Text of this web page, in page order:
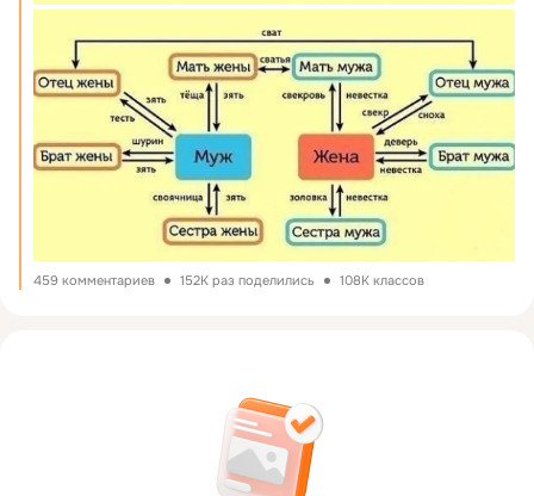
459 комментариев 152K раз поделились 108K классов